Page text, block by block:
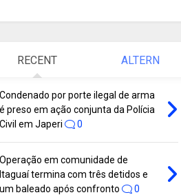
RECENT ALTERN
Condenado por porte ilegal de arma
é preso em ação conjunta da Polícia
Civil em Japeri
0
Operação em comunidade de
Itaguaí termina com três detidos e
um baleado após confronto
0